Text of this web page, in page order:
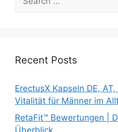
for:
Recent Posts
ErectusX Kapseln DE,
Vitalität für Männer im
RetaFit™ Bewertungen |
Überblick